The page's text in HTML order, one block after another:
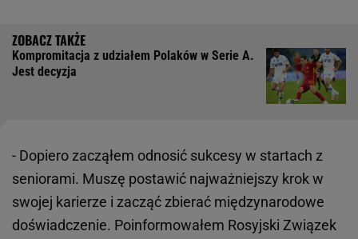
Kompromitacja z udziałem Polaków w Serie A.
Jest decyzja
- Dopiero zacząłem odnosić sukcesy w startach z
seniorami. Muszę postawić najważniejszy krok w
swojej karierze i zacząć zbierać międzynarodowe
doświadczenie. Poinformowałem Rosyjski Związek